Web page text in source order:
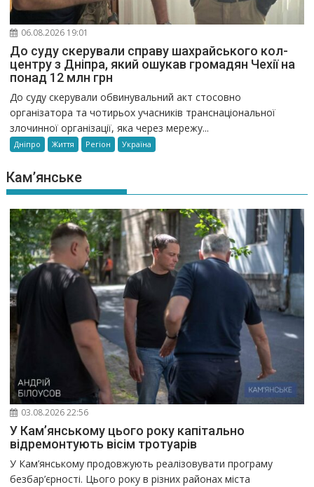
06.08.2026 19:01
До суду скерували справу шахрайського кол-
центру з Дніпра, який ошукав громадян Чехії на
понад 12 млн грн
До суду скерували обвинувальний акт стосовно
організатора та чотирьох учасників транснаціональної
злочинної організації, яка через мережу...
Дніпро Життя Регіон Україна
Кам’янське
03.08.2026 22:56
У Кам’янському цього року капітально
відремонтують вісім тротуарів
У Кам’янському продовжують реалізовувати програму
безбар’єрності. Цього року в різних районах міста